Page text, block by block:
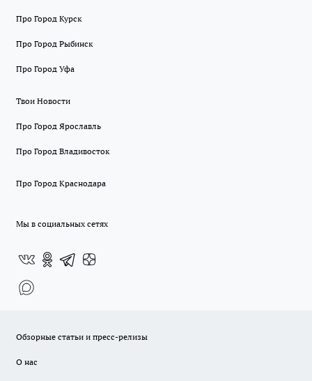
Про Город Курск
Про Город Рыбинск
Про Город Уфа
Твои Новости
Про Город Ярославль
Про Город Владивосток
Про Город Краснодара
Мы в социальных сетях
Обзорные статьи и пресс-релизы
О нас